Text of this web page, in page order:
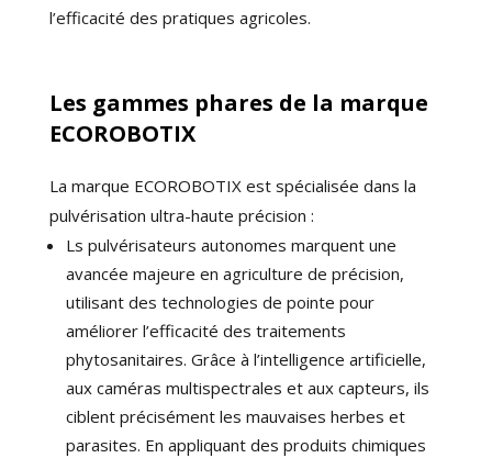
l’efficacité des pratiques agricoles.
Les gammes phares de la marque
ECOROBOTIX
La marque ECOROBOTIX est spécialisée dans la
pulvérisation ultra-haute précision :
Ls pulvérisateurs autonomes marquent une
avancée majeure en agriculture de précision,
utilisant des technologies de pointe pour
améliorer l’efficacité des traitements
phytosanitaires. Grâce à l’intelligence artificielle,
aux caméras multispectrales et aux capteurs, ils
ciblent précisément les mauvaises herbes et
parasites. En appliquant des produits chimiques